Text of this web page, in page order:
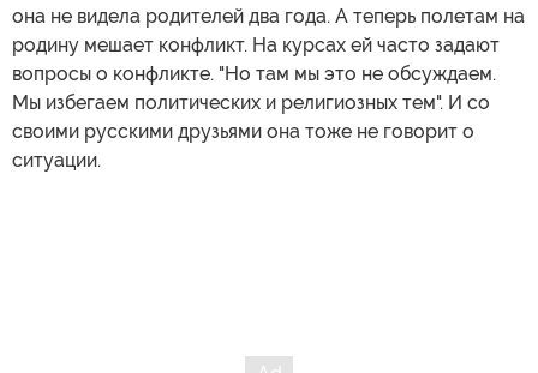
она не видела родителей два года. А теперь полетам на
родину мешает конфликт. На курсах ей часто задают
вопросы о конфликте. "Но там мы это не обсуждаем.
Мы избегаем политических и религиозных тем". И со
своими русскими друзьями она тоже не говорит о
ситуации.